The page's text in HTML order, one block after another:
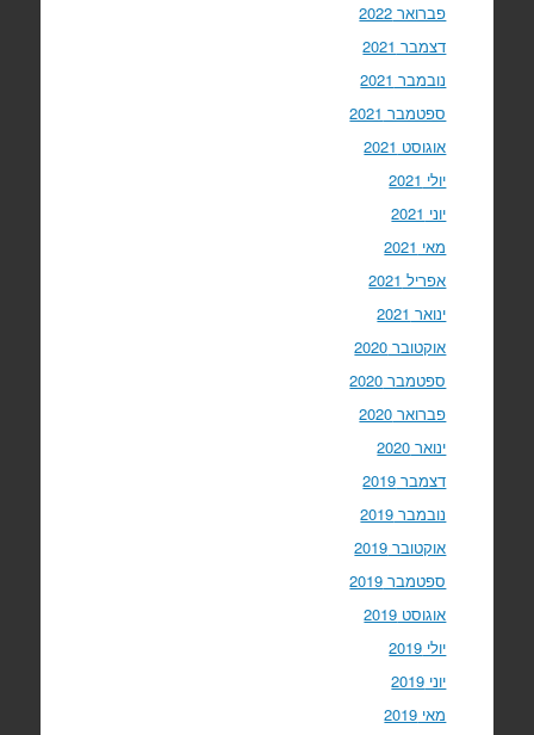
פברואר 2022
דצמבר 2021
נובמבר 2021
ספטמבר 2021
אוגוסט 2021
יולי 2021
יוני 2021
מאי 2021
אפריל 2021
ינואר 2021
אוקטובר 2020
ספטמבר 2020
פברואר 2020
ינואר 2020
דצמבר 2019
נובמבר 2019
אוקטובר 2019
ספטמבר 2019
אוגוסט 2019
יולי 2019
יוני 2019
מאי 2019